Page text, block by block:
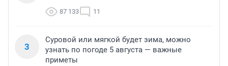
87 133 11
3
Суровой или мягкой будет зима, можно
узнать по погоде 5 августа — важные
приметы